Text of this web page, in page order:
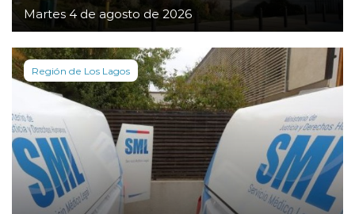
Martes 4 de agosto de 2026
Región de Los Lagos